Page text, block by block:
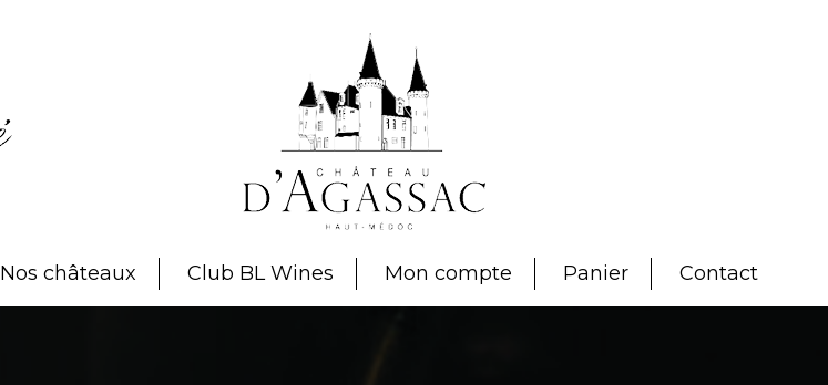
Nos châteaux Club BL Wines Mon compte Panier Contact